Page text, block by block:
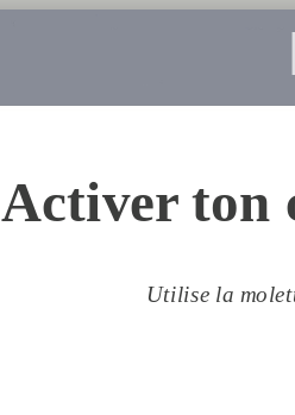
Activer ton
Utilise la